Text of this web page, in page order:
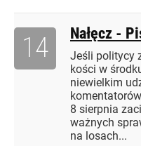
Nałęcz -
Jeśli politycy
kości w
niewielkim
8 sierpnia
ważnych
na losach...
14